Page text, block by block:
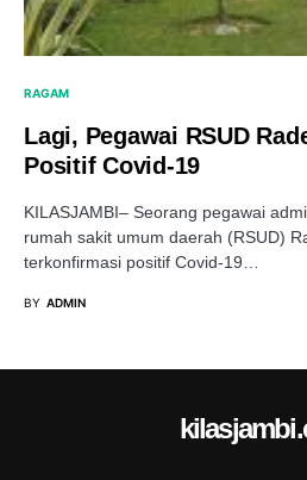
RAGAM
Lagi, Pegawai RSUD
Positif Covid-19
KILASJAMBI– Seorang pegawai
rumah sakit umum daerah (RSUD)
terkonfirmasi positif Covid-19…
BY ADMIN